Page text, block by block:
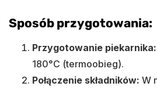
Sposób przygotowania:
Przygotowanie piekarnika:
180°C (termoobieg).
Połączenie składników: W